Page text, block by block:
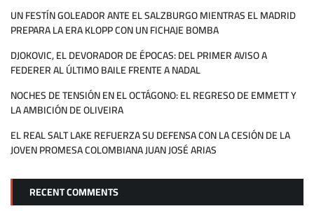
UN FESTÍN GOLEADOR ANTE EL SALZBURGO MIENTRAS EL MADRID
PREPARA LA ERA KLOPP CON UN FICHAJE BOMBA
DJOKOVIC, EL DEVORADOR DE ÉPOCAS: DEL PRIMER AVISO A
FEDERER AL ÚLTIMO BAILE FRENTE A NADAL
NOCHES DE TENSIÓN EN EL OCTÁGONO: EL REGRESO DE EMMETT Y
LA AMBICIÓN DE OLIVEIRA
EL REAL SALT LAKE REFUERZA SU DEFENSA CON LA CESIÓN DE LA
JOVEN PROMESA COLOMBIANA JUAN JOSÉ ARIAS
RECENT COMMENTS